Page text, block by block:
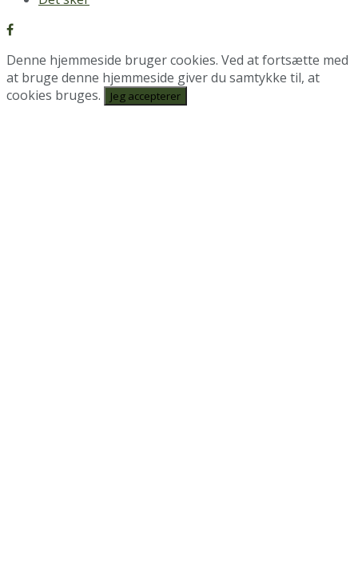
Denne hjemmeside bruger cookies. Ved at fortsætte med
at bruge denne hjemmeside giver du samtykke til, at
cookies bruges.
Jeg accepterer